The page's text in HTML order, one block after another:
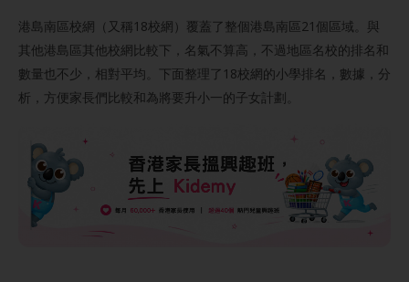
港島南區校網（又稱18校網）覆蓋了整個港島南區21個區域。與
其他港島區其他校網比較下，名氣不算高，不過地區名校的排名和
數量也不少，相對平均。下面整理了18校網的小學排名，數據，分
析，方便家長們比較和為將要升小一的子女計劃。